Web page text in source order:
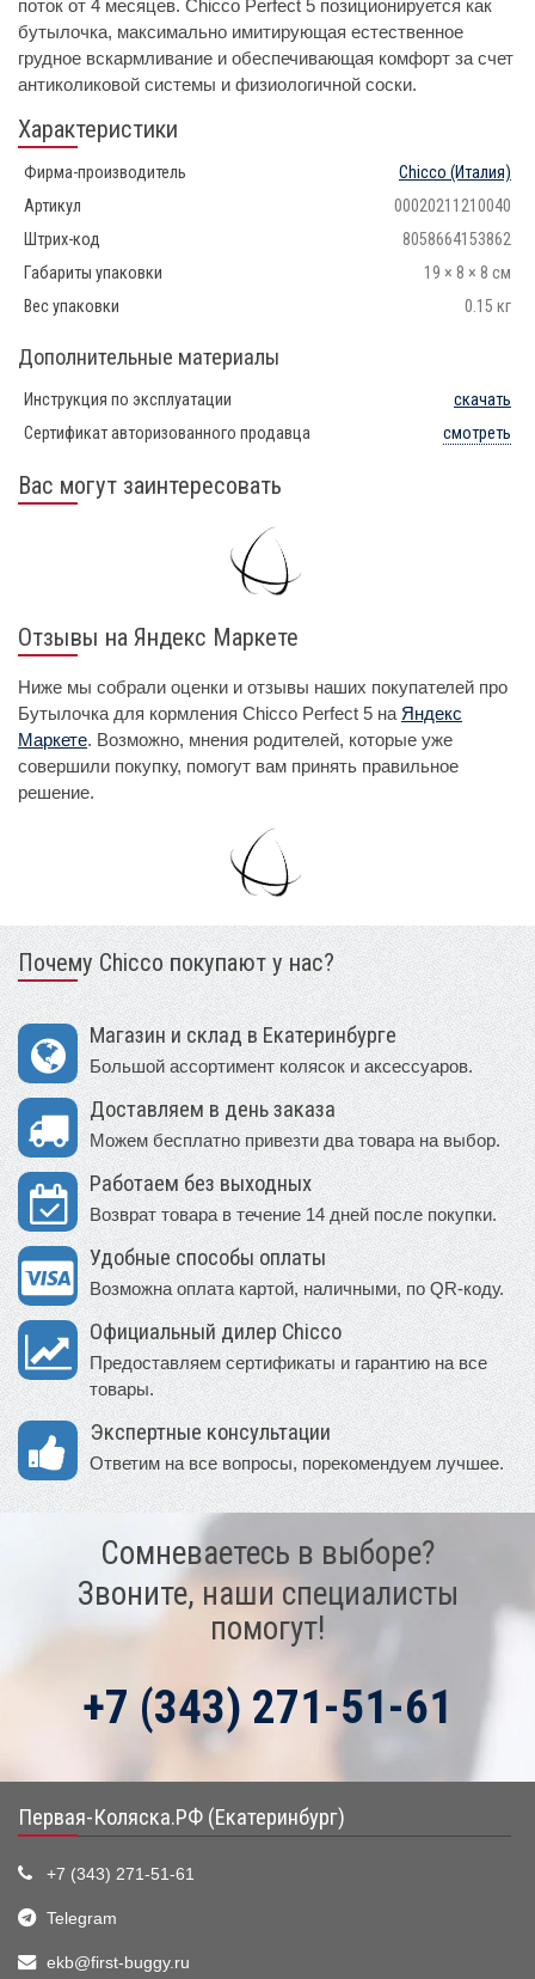
поток от 4 месяцев. Chicco Perfect 5 позиционируется как
бутылочка, максимально имитирующая естественное
грудное вскармливание и обеспечивающая комфорт за счет
антиколиковой системы и физиологичной соски.
Характеристики
Фирма-производитель Chicco (Италия)
Артикул
00020211210040
Штрих-код
8058664153862
Габариты упаковки
19 × 8 × 8 см
Вес упаковки
0.15 кг
Дополнительные материалы
Инструкция по эксплуатации
скачать
Сертификат авторизованного продавца
смотреть
Вас могут заинтересовать
Отзывы на Яндекс Маркете
Ниже мы собрали оценки и отзывы наших покупателей про
Бутылочка для кормления Chicco Perfect 5 на Яндекс
Маркете. Возможно, мнения родителей, которые уже
совершили покупку, помогут вам принять правильное
решение.
Почему Chicco покупают у нас?
Магазин и склад в Екатеринбурге
Большой ассортимент колясок и аксессуаров.
Доставляем в день заказа
Можем бесплатно привезти два товара на выбор.
Работаем без выходных
Возврат товара в течение 14 дней после покупки.
Удобные способы оплаты
Возможна оплата картой, наличными, по QR-коду.
Официальный дилер Chicco
Предоставляем сертификаты и гарантию на все
товары.
Экспертные консультации
Ответим на все вопросы, порекомендуем лучшее.
Сомневаетесь в выборе?
Звоните, наши специалисты
помогут!
+7 (343) 271-51-61
Первая-Коляска.РФ (Екатеринбург)
+7 (343) 271-51-61
Telegram
ekb@first-buggy.ru